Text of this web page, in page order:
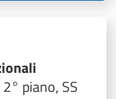
piano, SS